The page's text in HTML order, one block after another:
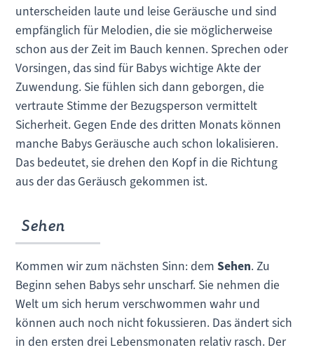
unterscheiden laute und leise Geräusche und sind
empfänglich für Melodien, die sie möglicherweise
schon aus der Zeit im Bauch kennen. Sprechen oder
Vorsingen, das sind für Babys wichtige Akte der
Zuwendung. Sie fühlen sich dann geborgen, die
vertraute Stimme der Bezugsperson vermittelt
Sicherheit. Gegen Ende des dritten Monats können
manche Babys Geräusche auch schon lokalisieren.
Das bedeutet, sie drehen den Kopf in die Richtung
aus der das Geräusch gekommen ist.
Sehen
Kommen wir zum nächsten Sinn: demSehen. Zu
Beginn sehen Babys sehr unscharf. Sie nehmen die
Welt um sich herum verschwommen wahr und
können auch noch nicht fokussieren. Das ändert sich
in den ersten drei Lebensmonaten relativ rasch. Der